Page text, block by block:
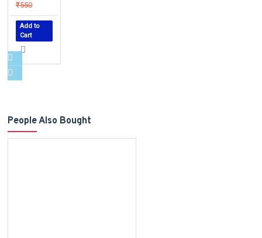
₹550
Add to
Cart
People Also Bought